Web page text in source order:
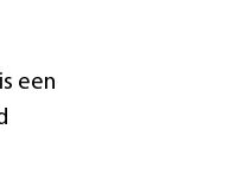
een